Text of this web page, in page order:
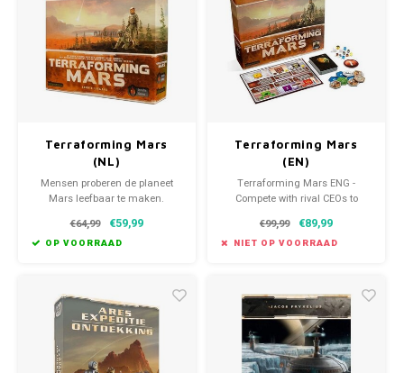
Favorieten van Siebe
Star Wars X-Wing
Terraforming Mars
(NL)
Mensen proberen de planeet
Mars leefbaar te maken.
€64,99
€59,99
OP VOORRAAD
Terraforming Mars
(EN)
Terraforming Mars ENG -
Compete with rival CEOs to
your corporate empire.
€99,99 €89,99
NIET OP VOORRAAD